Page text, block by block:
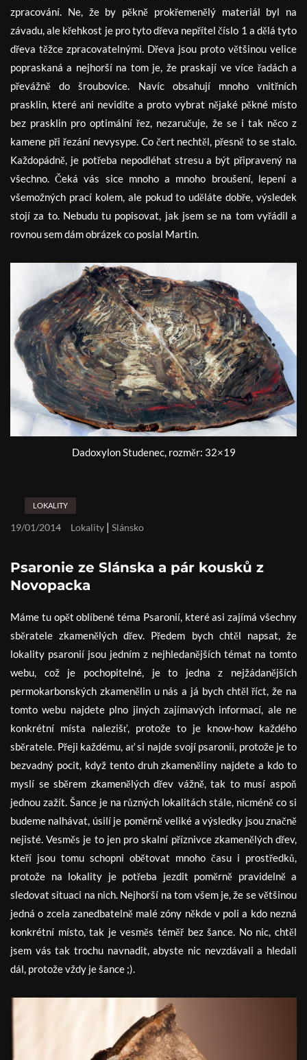
zpracování. Ne, že by pěkně prokřemenělý materiál byl na
závadu, ale křehkost je pro tyto dřeva nepřítel číslo 1 a dělá tyto
dřeva těžce zpracovatelnými. Dřeva jsou proto většinou velice
popraskaná a nejhorší na tom je, že praskají ve více řadách a
převážně do šroubovice. Navíc obsahují mnoho vnitřních
prasklin, které ani nevidíte a proto vybrat nějaké pěkné místo
bez prasklin pro optimální řez, nezaručuje, že se i tak něco z
kamene při řezání nevysype. Co čert nechtěl, přesně to se stalo.
Každopádně, je potřeba nepodléhat stresu a být připravený na
všechno. Čeká vás sice mnoho a mnoho broušení, lepení a
všemožných prací kolem, ale pokud to uděláte dobře, výsledek
stojí za to. Nebudu tu popisovat, jak jsem se na tom vyřádil a
rovnou sem dám obrázek co poslal Martin.
Dadoxylon Studenec, rozměr: 32×19
LOKALITY
19/01/2014 Lokality | Slánsko
Psaronie ze Slánska a pár kousků z
Novopacka
Máme tu opět oblíbené téma Psaronií, které asi zajímá všechny
sběratele zkamenělých dřev. Předem bych chtěl napsat, že
lokality psaronií jsou jedním z nejhledanějších témat na tomto
webu, což je pochopitelné, je to jedna z nejžádanějších
permokarbonských zkamenělin u nás a já bych chtěl říct, že na
tomto webu najdete plno jiných zajímavých informací, ale ne
konkrétní místa nalezišť, protože to je know-how každého
sběratele. Přeji každému, ať si najde svojí psaronii, protože je to
bezvadný pocit, když tento druh zkameněliny najdete a kdo to
myslí se sběrem zkamenělých dřev vážně, tak to musí aspoň
jednou zažít. Šance je na různých lokalitách stále, nicméně co si
budeme nalhávat, úsilí je poměrně veliké a výsledky jsou značně
nejisté. Vesměs je to jen pro skalní příznivce zkamenělých dřev,
kteří jsou tomu schopni obětovat mnoho času i prostředků,
protože na lokality je potřeba jezdit poměrně pravidelně a
sledovat situaci na nich. Nejhorší na tom všem je, že se většinou
jedná o zcela zanedbatelně malé zóny někde v poli a kdo nezná
konkrétní místo, tak je vesměs téměř bez šance. No nic, chtěl
jsem vás tak trochu navnadit, abyste nic nevzdávali a hledali
dál, protože vždy je šance ;).